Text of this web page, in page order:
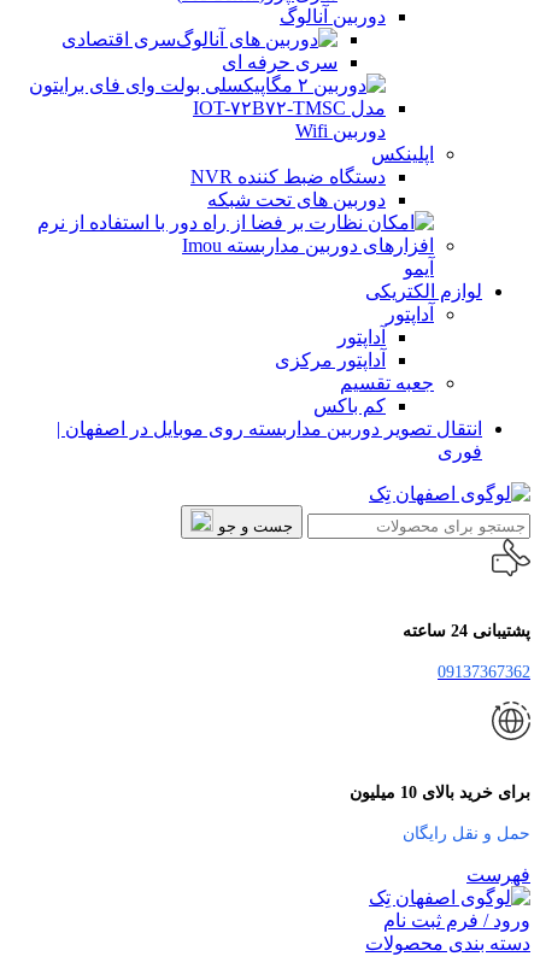
دوربین آنالوگ
سری اقتصادی
سری حرفه ای
دوربین Wifi
اپلینکس
دستگاه ضبط کننده NVR
دوربین های تحت شبکه
آیمو
لوازم الکتریکی
آداپتور
آداپتور
آداپتور مرکزی
جعبه تقسیم
کم باکس
انتقال تصویر دوربین مداربسته روی موبایل در اصفهان |
فوری
جست و جو
پشتیبانی 24 ساعته
09137367362
برای خرید بالای 10 میلیون
حمل و نقل رایگان
فهرست
ورود / فرم ثبت نام
دسته بندی محصولات